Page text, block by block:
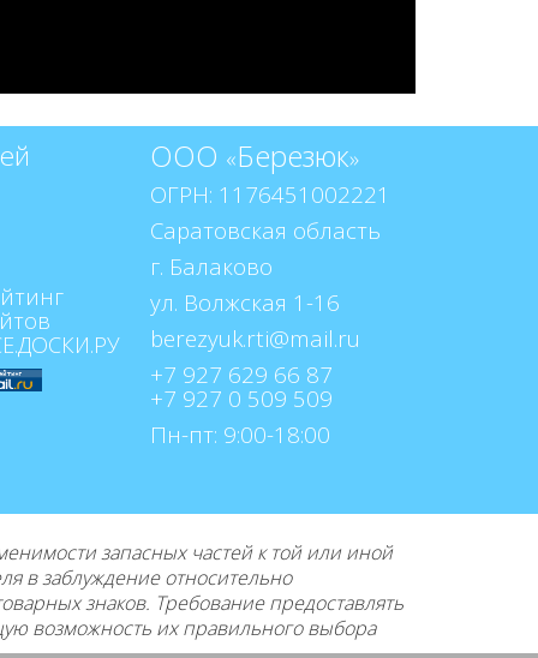
ООО «Березюк»
ОГРН: 1176451002221
Саратовская область
г. Балаково
ул. Волжская 1-16
berezyuk.rti@mail.ru
+7 927 629 66 87
+7 927 0 509 509
Пн-пт: 9:00-18:00
запасных частей к той или иной
в заблуждение относительно
знаков. Требование предоставлять
возможность их правильного выбора